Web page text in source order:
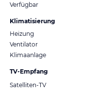
Verfügbar
Klimatisierung
Heizung
Ventilator
Klimaanlage
TV-Empfang
Satelliten-TV